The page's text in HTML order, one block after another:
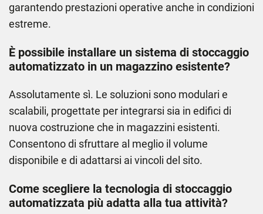
garantendo prestazioni operative anche in condizioni
estreme.
È possibile installare un sistema di stoccaggio
automatizzato in un magazzino esistente?
Assolutamente sì. Le soluzioni sono modulari e
scalabili, progettate per integrarsi sia in edifici di
nuova costruzione che in magazzini esistenti.
Consentono di sfruttare al meglio il volume
disponibile e di adattarsi ai vincoli del sito.
Come scegliere la tecnologia di stoccaggio
automatizzata più adatta alla tua attività?